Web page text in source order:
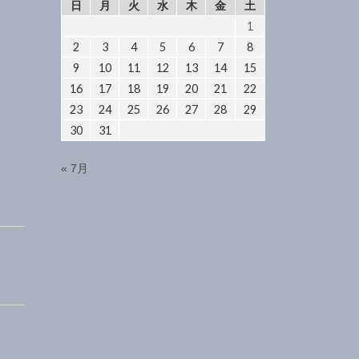
日
月 火 水 木 金
土
1
2
3 4 5 6 7
8
9
10 11 12 13 14
15
16
17 18 19 20 21
22
23
24 25 26 27 28
29
30
31
« 7月